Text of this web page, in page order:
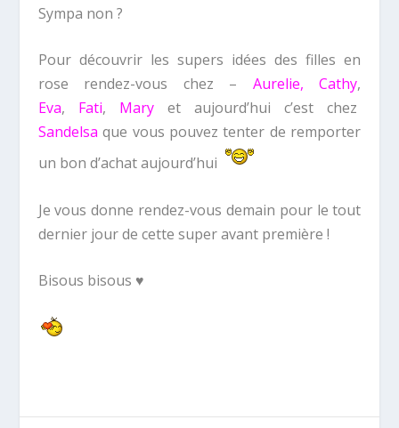
Sympa non ?
Pour découvrir les supers idées des filles en
rose rendez-vous chez – Aurelie, Cathy,
Eva, Fati, Maryet aujourd’hui c’est chez
Sandelsa que vous pouvez tenter de remporter
un bon d’achat aujourd’hui
Je vous donne rendez-vous demain pour le tout
dernier jour de cette super avant première !
Bisous bisous ♥